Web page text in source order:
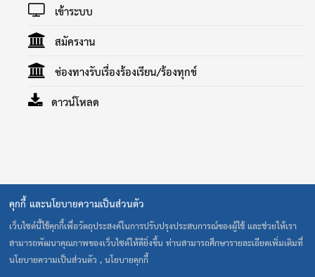
เข้าระบบ
สมัครงาน
ช่องทางรับเรื่องร้องเรียน/ร้องทุกข์
ดาวน์โหลด
40 ถนน รามคำแหง แขวงสะพานสูง เขตสะพานสูง กรุงเทพ 10240
โทร. 0-2373-0020-1 โทรสาร 0-2373-0022 E-Mail:
cult@cultthai.coop
เปิดทำการ : จันทร์-ศุกร์ เวลา 8.30-17.00 น. ปิดทำการ : เสาร์-
คุกกี้ และนโยบายความเป็นส่วนตัว
เว็บไซต์นี้ใช้คุกกี้เพื่อวัตถุประสงค์ในการปรับปรุงประสบการณ์ของผู้ใช้ และช่วยให้เรา
สามารถพัฒนาคุณภาพของเว็บไซต์ให้ดียิ่งขึ้น ท่านสามารถศึกษารายละเอียดเพิ่มเติมที่
นโยบายความเป็นส่วนตัว , นโยบายคุกกี้